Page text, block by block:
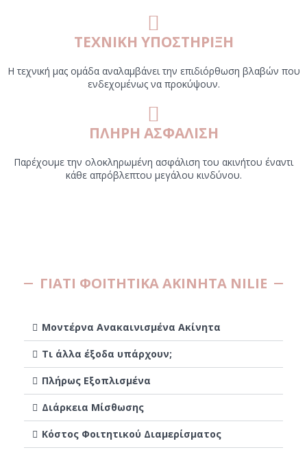
ΤΕΧΝΙΚΗ ΥΠΟΣΤΗΡΙΞΗ
Η τεχνική μας ομάδα αναλαμβάνει την επιδιόρθωση βλαβών που
ενδεχομένως να προκύψουν.
ΠΛΗΡΗ ΑΣΦΑΛΙΣΗ
Παρέχουμε την ολοκληρωμένη ασφάλιση του ακινήτου έναντι
κάθε απρόβλεπτου μεγάλου κινδύνου.
ΓΙΑΤΙ ΦΟΙΤΗΤΙΚΑ ΑΚΙΝΗΤΑ NILIE
Μοντέρνα Ανακαινισμένα Ακίνητα
Τι άλλα έξοδα υπάρχουν;
Πλήρως Εξοπλισμένα
Διάρκεια Μίσθωσης
Κόστος Φοιτητικού Διαμερίσματος